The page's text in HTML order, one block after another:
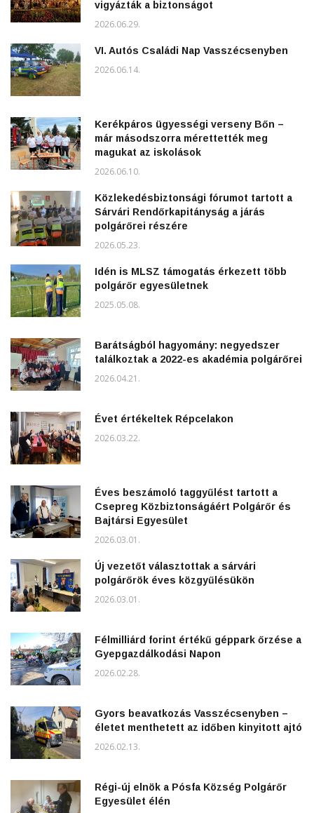
vigyázták a biztonságot
2026.06.29.
VI. Autós Családi Nap Vasszécsenyben
2026.06.14.
Kerékpáros ügyességi verseny Bőn –
már másodszorra mérettették meg
magukat az iskolások
2026.06.10.
Közlekedésbiztonsági fórumot tartott a
Sárvári Rendőrkapitányság a járás
polgárőrei részére
2026.05.23.
Idén is MLSZ támogatás érkezett több
polgárőr egyesületnek
2025.05.08.
Barátságból hagyomány: negyedszer
találkoztak a 2022-es akadémia polgárőrei
2026.04.21.
Évet értékeltek Répcelakon
2026.03.22.
Éves beszámoló taggyűlést tartott a
Csepreg Közbiztonságáért Polgárőr és
Bajtársi Egyesület
2026.03.01.
Új vezetőt választottak a sárvári
polgárőrök éves közgyűlésükön
2026.03.01.
Félmilliárd forint értékű géppark őrzése a
Gyepgazdálkodási Napon
2026.02.28.
Gyors beavatkozás Vasszécsenyben –
életet menthetett az időben kinyitott ajtó
2026.02.13.
Régi-új elnök a Pósfa Község Polgárőr
Egyesület élén